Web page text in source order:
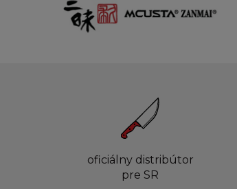
oficiálny distribútor
pre SR